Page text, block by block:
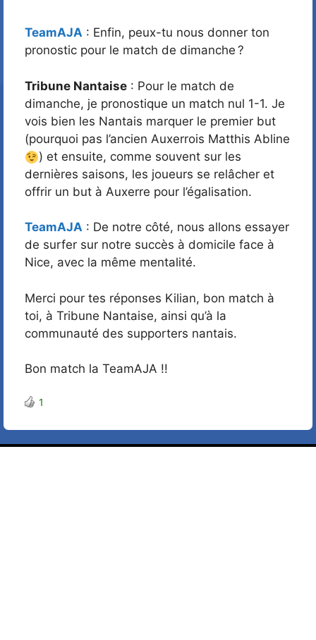
TeamAJA : Enfin, peux-tu nous donner ton
pronostic pour le match de dimanche ?
Tribune Nantaise : Pour le match de
dimanche, je pronostique un match nul 1-1. Je
vois bien les Nantais marquer le premier but
(pourquoi pas l’ancien Auxerrois Matthis Abline
) et ensuite, comme souvent sur les
dernières saisons, les joueurs se relâcher et
offrir un but à Auxerre pour l’égalisation.
TeamAJA : De notre côté, nous allons essayer
de surfer sur notre succès à domicile face à
Nice, avec la même mentalité.
Merci pour tes réponses Kilian, bon match à
toi, à Tribune Nantaise, ainsi qu’à la
communauté des supporters nantais.
Bon match la TeamAJA !!
1